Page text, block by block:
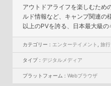
アウトドアライフを楽しむため
ルド情報など、キャンプ関連
以上のPVを誇る、日本最大級
カテゴリー : エンターテイメント ,旅行
タイプ : デジタルメディア
プラットフォーム :Webブラウザ